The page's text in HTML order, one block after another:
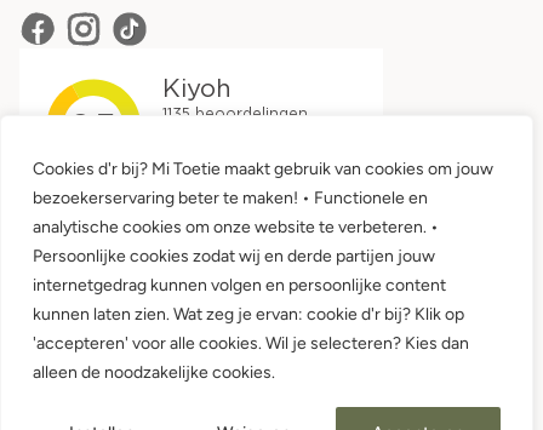
Cookies d'r bij? Mi Toetie maakt gebruik van cookies om jouw
bezoekerservaring beter te maken! • Functionele en
analytische cookies om onze website te verbeteren. •
Persoonlijke cookies zodat wij en derde partijen jouw
internetgedrag kunnen volgen en persoonlijke content
kunnen laten zien. Wat zeg je ervan: cookie d'r bij? Klik op
'accepteren' voor alle cookies. Wil je selecteren? Kies dan
alleen de noodzakelijke cookies.
Algemene voorwaarden •
© 2026 Mi Toetie Babykleding en Kinderkleding